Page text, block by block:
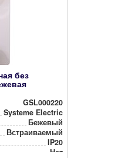
без
GSL000220
Systeme Electric
Бежевый
Встра­ива­емый
IP20
Нет